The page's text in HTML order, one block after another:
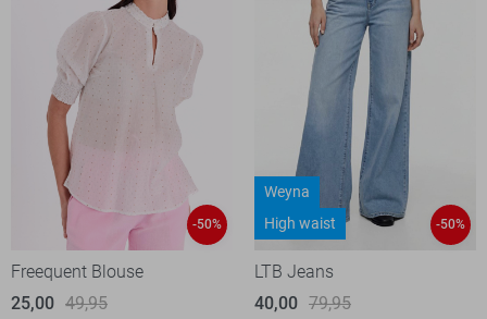
-50%
Freequent Blouse
25,00 49,95
Weyna
High waist
-50%
LTB Jeans
40,00 79,95